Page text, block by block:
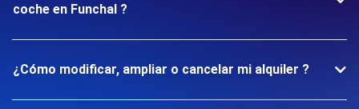
coche en Funchal ?
¿Cómo modificar, ampliar o cancelar mi alquiler ?